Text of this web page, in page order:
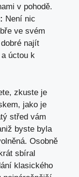
‌v pohodě.
Není⁢ nic
ve svém
‌najít
úctou k
zkuste je
jako je
střed vám
byste byla
​Osobně
sbíral‍
klasického